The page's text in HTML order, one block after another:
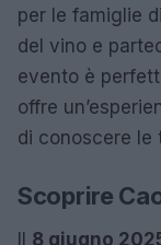
per le famiglie
del vino e
evento è
offre
di conoscere le
Scoprire
Il 8 giugno